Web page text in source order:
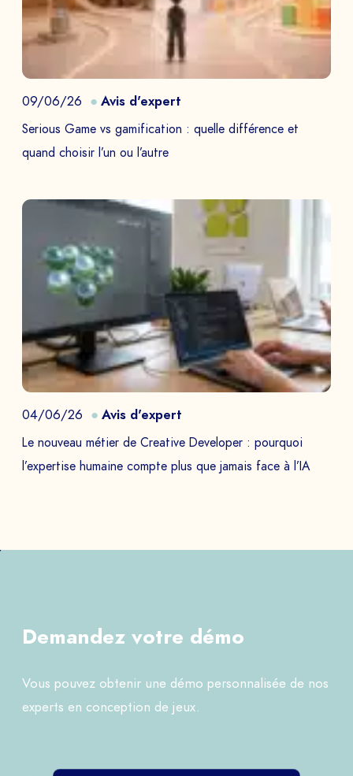
09/06/26 Avis d'expert
Serious Game vs gamification : quelle différence et
quand choisir l’un ou l’autre
04/06/26 Avis d'expert
Le nouveau métier de Creative Developer : pourquoi
l’expertise humaine compte plus que jamais face à l’IA
Demandez votre démo
Vous pouvez obtenir une démo personnalisée de nos
experts en conception de jeux.